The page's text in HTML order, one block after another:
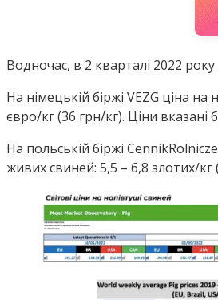
Водночас, в 2 кварталі 2022
На німецькій біржі VEZG ціна
євро/кг (36 грн/кг). Ціни вказані
На польській біржі
живих свиней: 5,5 – 6,8 злотих/кг